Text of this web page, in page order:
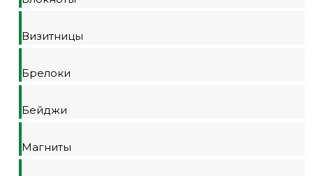
Визитницы
Брелоки
Бейджи
Магниты